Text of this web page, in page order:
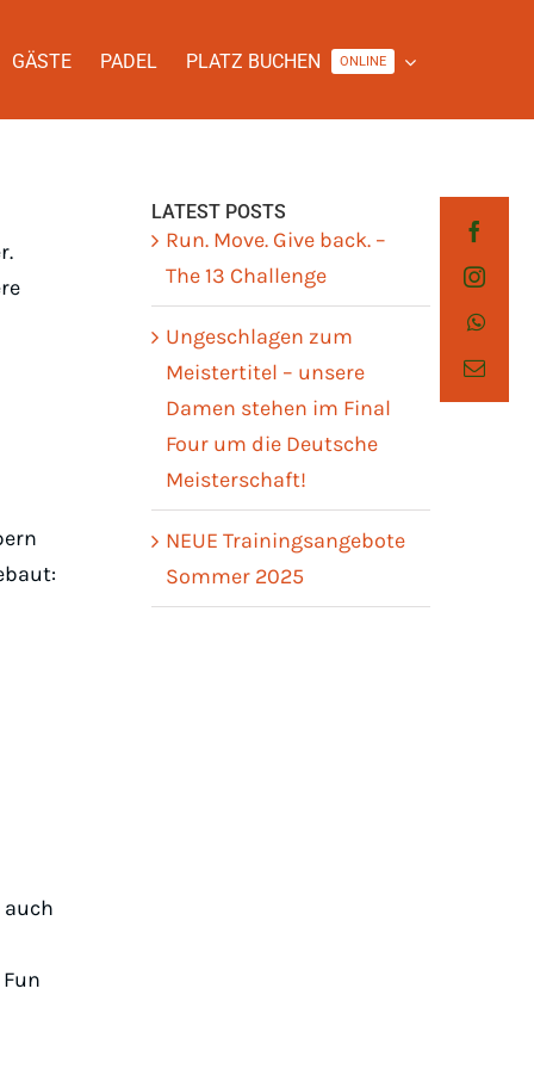
GÄSTE PADEL PLATZ BUCHEN ONLINE
LATEST POSTS
Run. Move. Give back. –
The 13 Challenge
Ungeschlagen zum
Meistertitel – unsere
Damen stehen im Final
Four um die Deutsche
Meisterschaft!
NEUE Trainingsangebote
Sommer 2025